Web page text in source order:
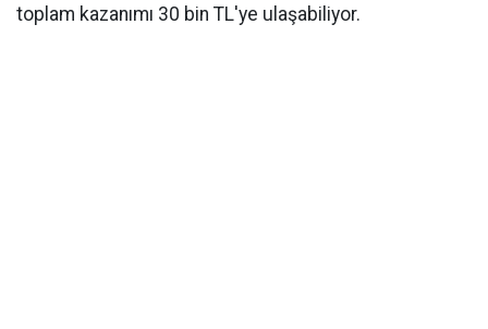
toplam kazanımı 30 bin TL'ye ulaşabiliyor.